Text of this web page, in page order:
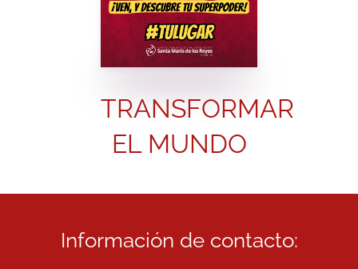
TRANSFORMAR
EL MUNDO
Información de contacto: